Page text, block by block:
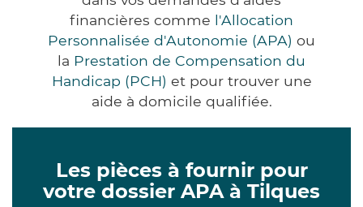
financières comme l'Allocation
Personnalisée d'Autonomie (APA) ou
la Prestation de Compensation du
Handicap (PCH) et pour trouver une
aide à domicile qualifiée.
Les pièces à fournir pour
votre dossier APA à Tilques